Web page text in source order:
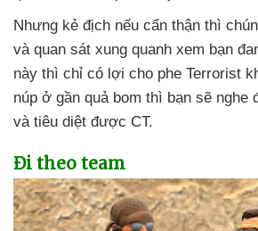
Nhưng kẻ địch nếu cẩn thận thì
và quan sát xung quanh xem bạn
này thì chỉ có lợi cho phe Terrorist
núp ở gần quả bom thì bạn sẽ nghe
và tiêu diệt được CT.
Đi theo team